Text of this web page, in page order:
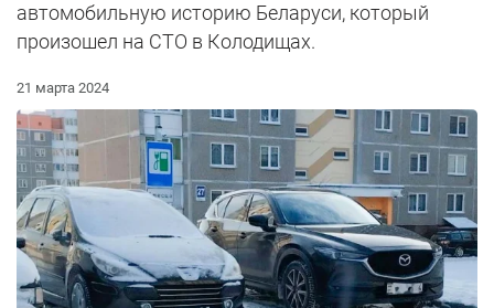
автомобильную историю Беларуси, который
произошел на СТО в Колодищах.
21 марта 2024